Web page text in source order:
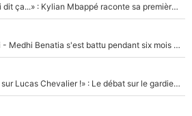
«Je ne sais pas pourquoi j’ai dit ça...» : Kylian Mbappé raconte sa première rencontre avec Zinédine Zidane (et c’est très drôle)
Départ de Roberto De Zerbi - Medhi Benatia s'est battu pendant six mois pour le retenir à l'OM, le PSG a été le naufrage de trop : «Je pars avec toi»
«Admets que tu t'es trompé sur Lucas Chevalier !» : Le débat sur le gardien du PSG vire au clash à l'After Foot